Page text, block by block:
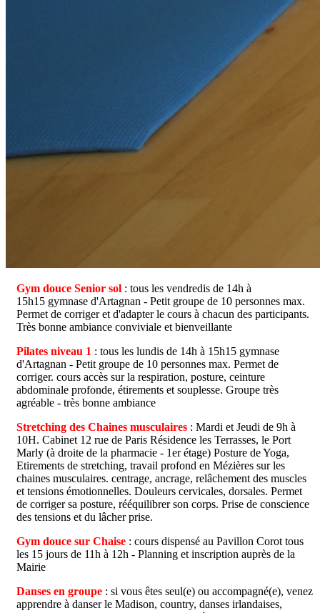
Gym douce Senior sol : tous les vendredis de 14h à
15h15 gymnase d'Artagnan - Petit groupe de 10 personnes max.
Permet de corriger et d'adapter le cours à chacun des participants.
Très bonne ambiance conviviale et bienveillante
Pilates niveau 1 : tous les lundis de 14h à 15h15 gymnase
d'Artagnan - Petit groupe de 10 personnes max. Permet de
corriger. cours accès sur la respiration, posture, ceinture
abdominale profonde, étirements et souplesse. Groupe très
agréable - très bonne ambiance
Stretching des Chaines musculaires : Mardi et Jeudi de 9h à
10H. Cabinet 12 rue de Paris Résidence les Terrasses, le Port
Marly (à droite de la pharmacie - 1er étage) Posture de Yoga,
Etirements de stretching, travail profond en Mézières sur les
chaines musculaires. centrage, ancrage, relâchement des muscles
et tensions émotionnelles. Douleurs cervicales, dorsales. Permet
de corriger sa posture, rééquilibrer son corps. Prise de conscience
des tensions et du lâcher prise.
Gym douce sur Chaise : cours dispensé au Pavillon Corot tous
les 15 jours de 11h à 12h - Planning et inscription auprès de la
Mairie
Danses en groupe : si vous êtes seul(e) ou accompagné(e), venez
apprendre à danser le Madison, country, danses irlandaises,